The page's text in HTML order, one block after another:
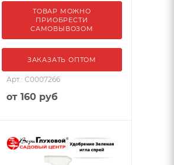
ТОВАР МОЖНО
ПРИОБРЕСТИ
САМОВЫВОЗОМ
ЗАКАЗАТЬ ОПТОМ
Арт.: С0007266
от 160 руб